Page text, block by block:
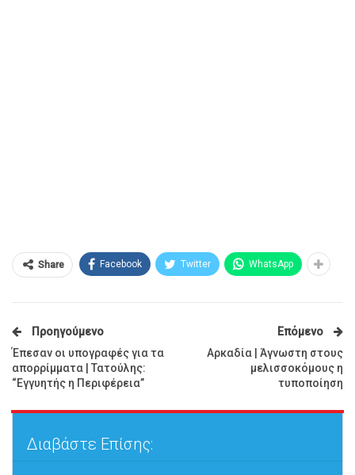
Share Facebook Twitter WhatsApp
Προηγούμενο
Έπεσαν οι υπογραφές για τα
απορρίμματα | Τατούλης:
“Εγγυητής η Περιφέρεια”
Επόμενο
Αρκαδία | Άγνωστη στους
μελισσοκόμους η
τυποποίηση
Διαβάστε Επίσης: